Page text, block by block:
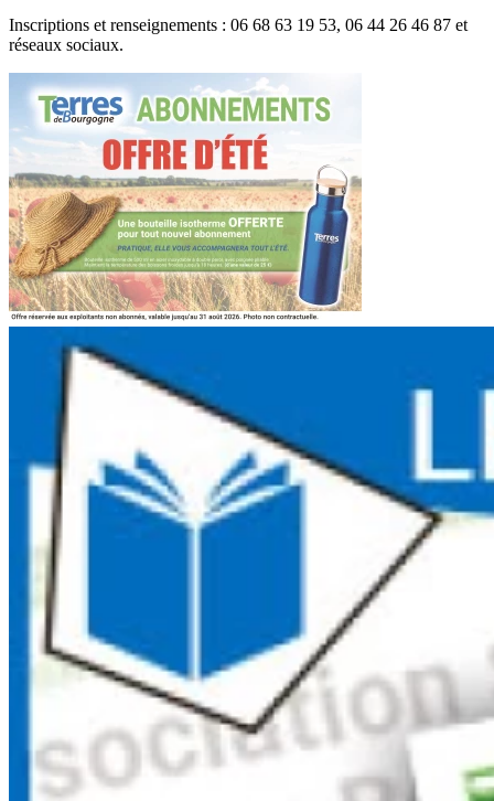
Inscriptions et renseignements : 06 68 63 19 53, 06 44 26 46 87 et
réseaux sociaux.